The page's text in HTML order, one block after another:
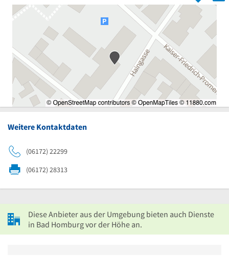
Weitere Kontaktdaten
(06172) 22299
(06172) 28313
Diese Anbieter aus der Umgebung bieten auch Dienste
in Bad Homburg vor der Höhe an.